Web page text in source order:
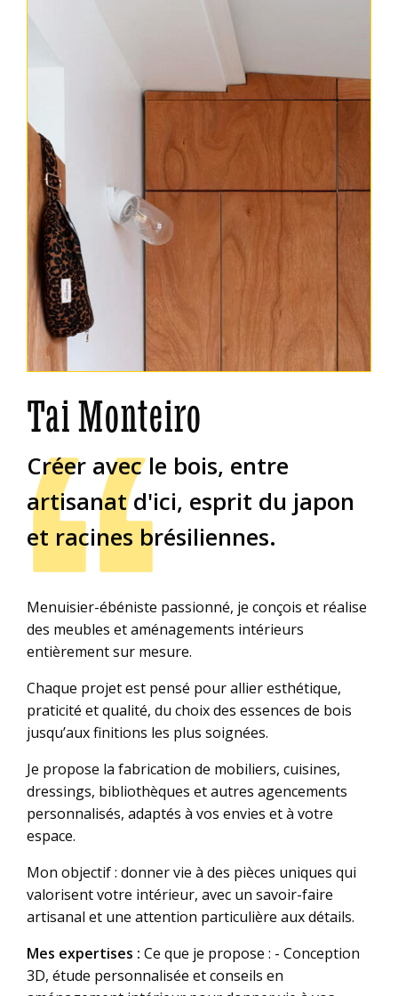
Tai Monteiro
Créer avec le bois, entre
artisanat d'ici, esprit du japon
et racines brésiliennes.
Menuisier-ébéniste passionné, je conçois et réalise
des meubles et aménagements intérieurs
entièrement sur mesure.
Chaque projet est pensé pour allier esthétique,
praticité et qualité, du choix des essences de bois
jusqu’aux finitions les plus soignées.
Je propose la fabrication de mobiliers, cuisines,
dressings, bibliothèques et autres agencements
personnalisés, adaptés à vos envies et à votre
espace.
Mon objectif : donner vie à des pièces uniques qui
valorisent votre intérieur, avec un savoir-faire
artisanal et une attention particulière aux détails.
Mes expertises : Ce que je propose : - Conception
3D, étude personnalisée et conseils en